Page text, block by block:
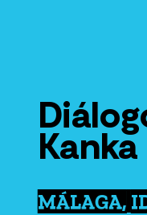
Kanka
MÁLAGA,